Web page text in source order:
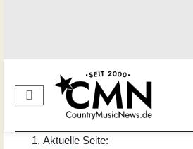
Aktuelle Seite: